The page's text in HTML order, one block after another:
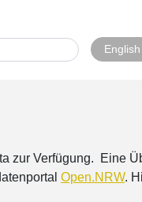
English
zur Verfügung. Eine
Open.NRW.